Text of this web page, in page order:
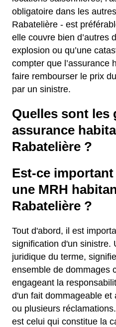
obligatoire dans les
Rabatelière - est
elle couvre bien d’autres
explosion ou qu’une
compter que l’assurance
faire rembourser le prix
par un sinistre.
Quelles sont les
assurance
Rabatelière ?
Est-ce
une MRH
Rabatelière ?
Tout d'abord, il est
signification d'un sinistre.
juridique du terme,
ensemble de dommages
engageant la
d'un fait dommageable et
ou plusieurs
est celui qui constitue la